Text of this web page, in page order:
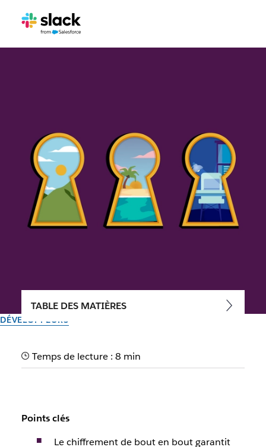
DÉVELOPPEURS
Comment fonctionne le
en 2025 ?
La messagerie instantanée chiffrée est une solution
TABLE DES MATIÈRES
Temps de lecture : 8 min
Points clés
Le chiffrement de bout en bout garantit